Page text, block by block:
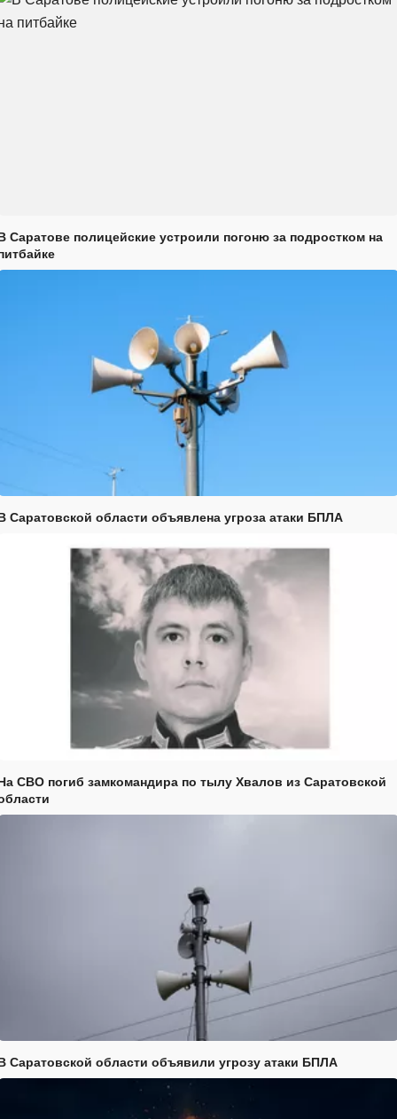
Саратове полицейские устроили погоню за подростком на
Саратовской области объявлена угроза атаки БПЛА
СВО погиб замкомандира по тылу Хвалов из Саратовской
Саратовской области объявили угрозу атаки БПЛА